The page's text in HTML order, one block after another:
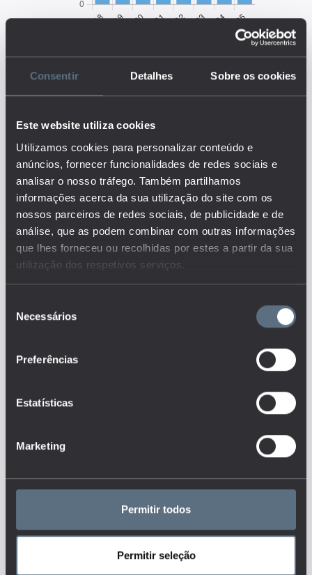
Consentir Detalhes Sobre os cookies
Este website utiliza cookies
Utilizamos cookies para personalizar conteúdo e
anúncios, fornecer funcionalidades de redes sociais e
analisar o nosso tráfego. Também partilhamos
informações acerca da sua utilização do site com os
nossos parceiros de redes sociais, de publicidade e de
análise, que as podem combinar com outras informações
que lhes forneceu ou recolhidas por estes a partir da sua
utilização dos respetivos serviços.
Necessários
Preferências
Estatísticas
Marketing
Permitir todos
Permitir seleção
EDUSTAT 2026
bens e serviços produzidos por
do poder de compra (PPC).
Considera-se o total de horas de
trabalho realizado pelo conjunto
total de pessoas ao serviço (por
conta própria e por conta de
produção, eliminando-se as
diferenças na distribuição da
população empregada a tempo
completo e parcial.
conjunto que responde às
(positivos ou negativos) da
empregabilidade face aos graus
Tags
SOCIEDADE